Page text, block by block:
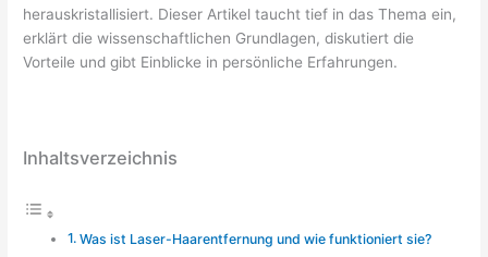
herauskristallisiert. Dieser Artikel taucht tief in das Thema ein,
erklärt die wissenschaftlichen Grundlagen, diskutiert die
Vorteile und gibt Einblicke in persönliche Erfahrungen.
Inhaltsverzeichnis
Was ist Laser-Haarentfernung und wie funktioniert sie?